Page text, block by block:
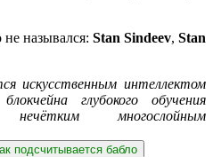
не назывался: Stan Sindeev, Stan
искусственным интеллектом
глубокого обучения
многослойным
подсчитывается бабло